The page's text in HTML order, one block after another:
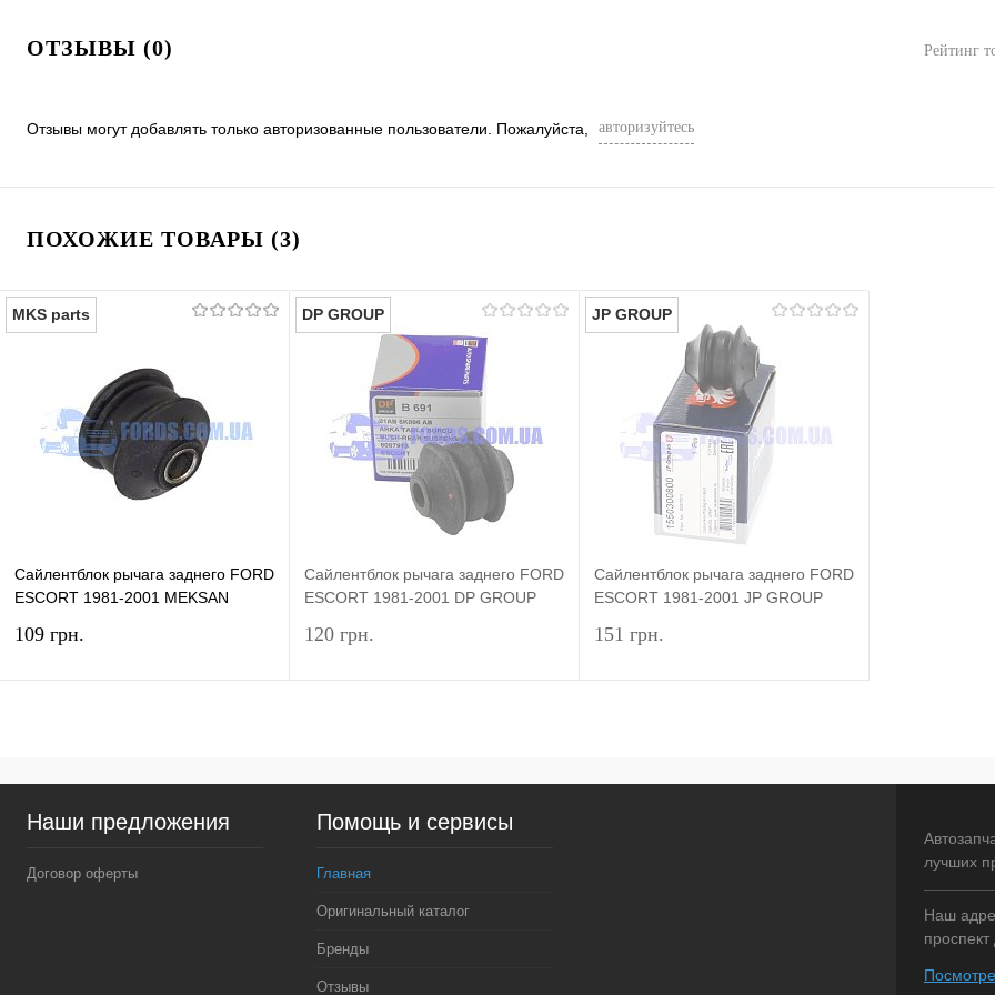
ОТЗЫВЫ (0) Рейтинг
Отзывы могут добавлять только авторизованные пользователи. Пожалуйста, авторизуйтесь
ПОХОЖИЕ ТОВАРЫ (3)
MKS parts
Сайлентблок рычага заднего FORD
ESCORT 1981-2001 MEKSAN
109 грн.
Купить в 1 клик Сравнение
В избранное В наличии
DP GROUP
Сайлентблок рычага заднего FORD
ESCORT 1981-2001 DP GROUP
120 грн.
Купить в 1 клик Сравнение
В избранное Недоступно
JP GROUP
Сайлентблок рычага заднего FORD
ESCORT 1981-2001 JP GROUP
151 грн.
Купить в 1 клик Сравнение
Наши предложения
Договор оферты
Помощь и сервисы
Главная
Оригинальный каталог
Бренды
Отзывы
лучших
Наш
проспект